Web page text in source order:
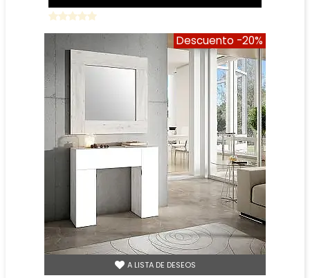
Descuento -20%
A LISTA DE DESEOS